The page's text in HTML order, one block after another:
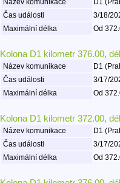
Název komunikace D1
Čas události
3/18/
Maximální délka
Od
Kolona D1 kilometr 376.00,
Název komunikace D1
Čas události
3/17/
Maximální délka
Od
Kolona D1 kilometr 372.00,
Název komunikace D1
Čas události
3/17/
Maximální délka
Od